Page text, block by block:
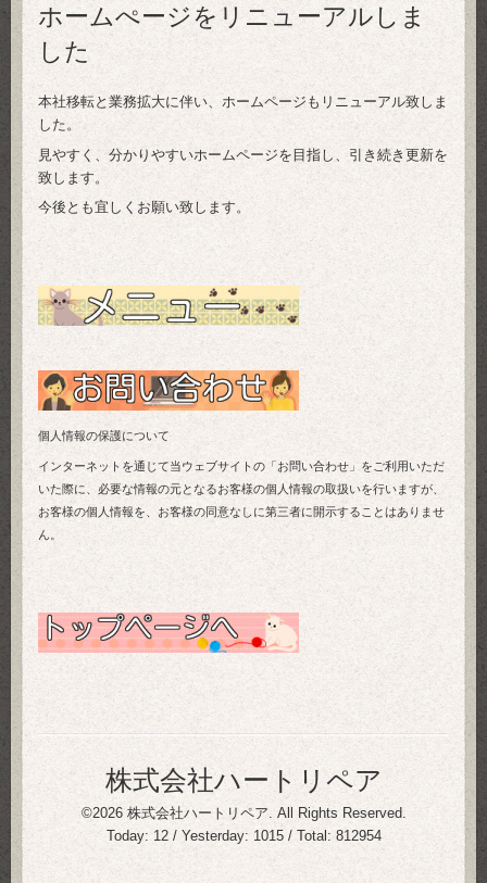
ホームぺージをリニューアルしま
した
本社移転と業務拡大に伴い、ホームページもリニューアル致しま
した。
見やすく、分かりやすいホームページを目指し、引き続き更新を
致します。
今後とも宜しくお願い致します。
個人情報の保護について
インターネットを通じて当ウェブサイトの「お問い合わせ」をご利用いただ
いた際に、必要な情報の元となるお客様の個人情報の取扱いを行いますが、
お客様の個人情報を、お客様の同意なしに第三者に開示することはありませ
ん。
株式会社ハートリペア
©2026 株式会社ハートリペア . All Rights Reserved.
Today: 12/ Yesterday: 1015/ Total: 812954